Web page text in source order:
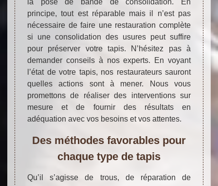
la pose de bande de consolidation. En
principe, tout est réparable mais il n’est pas
nécessaire de faire une restauration complète
si une consolidation des usures peut suffire
pour préserver votre tapis. N’hésitez pas à
demander conseils à nos experts. En voyant
l’état de votre tapis, nos restaurateurs sauront
quelles actions sont à mener. Nous vous
promettons de réaliser des interventions sur
mesure et de fournir des résultats en
adéquation avec vos besoins et vos attentes.
Des méthodes favorables pour
chaque type de tapis
Qu’il s’agisse de trous, de réparation de